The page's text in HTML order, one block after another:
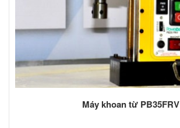
Máy khoan từ PB35FRV